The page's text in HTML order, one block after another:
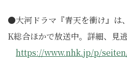
●大河ドラマ『青天を衝け』は
K総合ほかで放送中。詳細、見
https://www.nhk.jp/p/